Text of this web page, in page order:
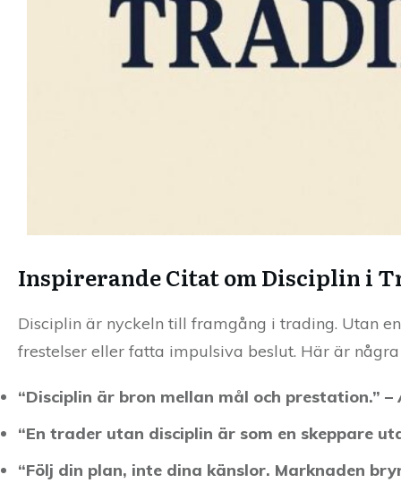
Inspirerande Citat om Disciplin i
Disciplin är nyckeln till framgång i trading. Utan
frestelser eller fatta impulsiva beslut. Här är
“Disciplin är bron mellan mål och prestation.” –
“En trader utan disciplin är som en skeppare
“Följ din plan, inte dina känslor. Marknaden